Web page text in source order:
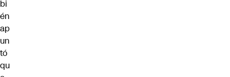
bi
én
ap
un
tó
qu